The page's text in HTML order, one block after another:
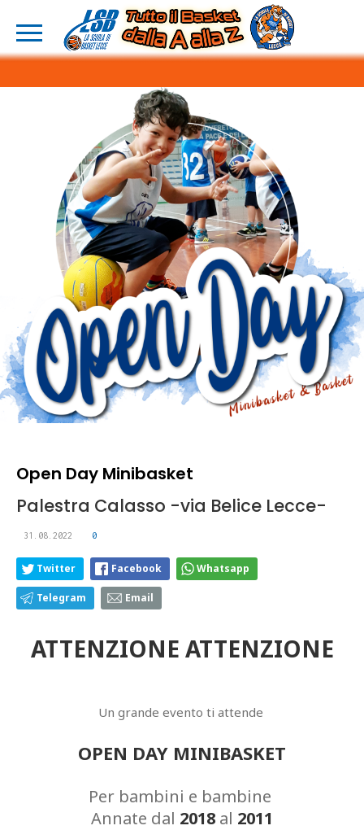
Open Day Minibasket
Palestra Calasso -via Belice Lecce-
31.08.2022 0
Twitter Facebook Whatsapp
Telegram Email
ATTENZIONE ATTENZIONE
Un grande evento ti attende ️️
OPEN DAY MINIBASKET
Per bambini e bambine ‍️️‍️️
Annate dal 2018 al 2011